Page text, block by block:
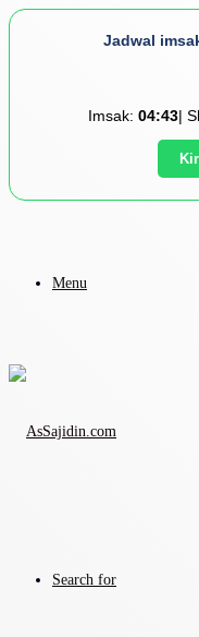
Jadwal
Imsak: 04:43|
Menu
Search for